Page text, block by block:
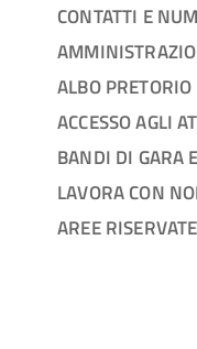
CONTATTI E
ALBO PRETORIO
ACCESSO AGLI
BANDI DI GARA
LAVORA CON
AREE RISERVATE